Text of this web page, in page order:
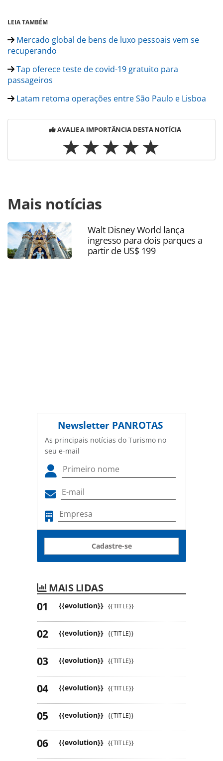
LEIA TAMBÉM
Mercado global de bens de luxo pessoais vem se
recuperando
Tap oferece teste de covid-19 gratuito para
passageiros
Latam retoma operações entre São Paulo e Lisboa
AVALIE A IMPORTÂNCIA DESTA NOTÍCIA
https://www.panrotas.com.br/mercado/destinos/2021/05/
dmc-promove-portugal-de-luxo-aos-viajantes_181734.html
ou as ferramentas oferecidas na página. Todo o conteúdo
produzido pela PANROTAS Editora é protegido pela
legislação brasileira sobre direito autoral. Não reproduza o
conteúdo sem autorização da PANROTAS Editora
Mais notícias
Walt Disney World lança
ingresso para dois parques a
partir de US$ 199
Newsletter PANROTAS
As principais notícias do Turismo no
seu e-mail
Cadastre-se
MAIS LIDAS
{{evolution}} {{TITLE}}
{{evolution}} {{TITLE}}
{{evolution}} {{TITLE}}
{{evolution}} {{TITLE}}
{{evolution}} {{TITLE}}
{{evolution}} {{TITLE}}